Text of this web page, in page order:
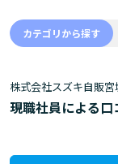
カテゴリから探す
株式会社スズキ自販宮
現職社員による口